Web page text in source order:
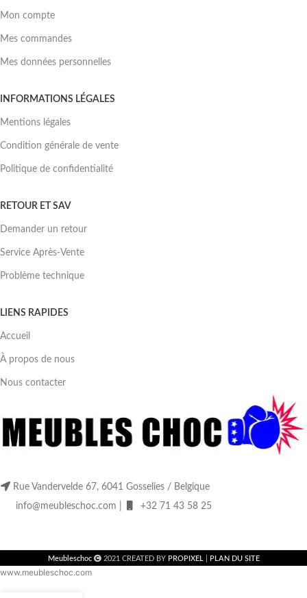
Mon compte
Mes commandes
Mes données personnelles
INFORMATIONS LÉGALES
Mentions légales
Condition générale de vente
Politique de confidentialité
RETOUR ET SAV
Demander un retour
Service Après-Vente
Problème technique
LIENS RAPIDES
Accueil
À propos de nous
Nous contacter
Rue Vandervelde 67, 6041 Gosselies / Belgique
info@meubleschoc.com |
+32 71 43 58 25
Meubleschoc 2021 CREATED BY PROPIXEL PLAN DU SITE
www.meubleschoc.com